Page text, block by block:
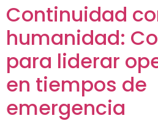
Continuidad
humanidad:
para liderar
en tiempos de
emergencia